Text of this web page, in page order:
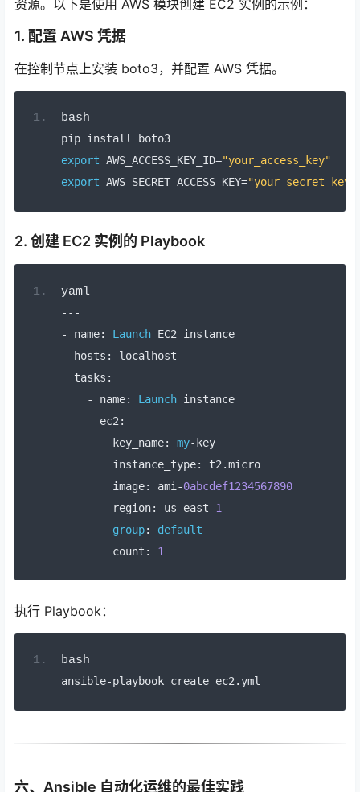
资源。以下是使用 AWS 模块创建 EC2 实例的示例：
1. 配置 AWS 凭据
在控制节点上安装 boto3，并配置 AWS 凭据。
bash
pip install boto3
export AWS_ACCESS_KEY_ID="your_access_key"
export AWS_SECRET_ACCESS_KEY="your_secret_key"
2. 创建 EC2 实例的 Playbook
yaml
---
- name: Launch EC2 instance
  hosts
:
localhost
  tasks
:
- name: Launch instance
      ec2
:
        key_name
: my-key
        instance_type
: t2 .micro
        image
: ami -0abcdef1234567890
        region
: us-east-1
group:
default
        count
: 1
执行 Playbook：
bash
ansible-playbook create_ec2 . yml
六、Ansible 自动化运维的最佳实践